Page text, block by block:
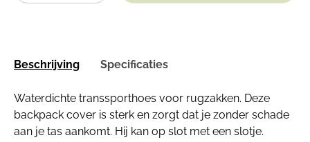
Beschrijving Specificaties
Waterdichte transsporthoes voor rugzakken. Deze
backpack cover is sterk en zorgt dat je zonder schade
aan je tas aankomt. Hij kan op slot met een slotje.